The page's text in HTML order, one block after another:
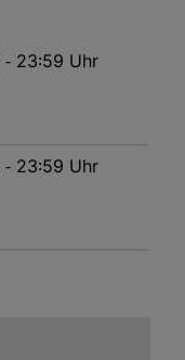
‐ 23:59 Uhr
‐ 23:59 Uhr